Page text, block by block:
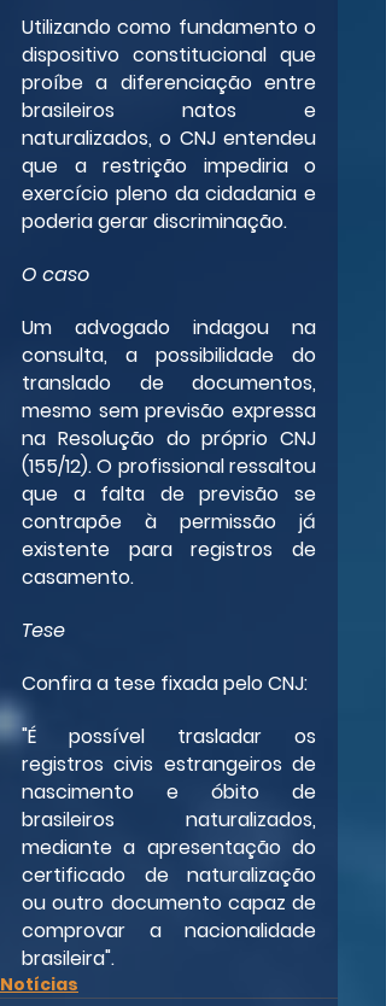
Utilizando como fundamento o
dispositivo constitucional que
proíbe a diferenciação entre
brasileiros natos e
naturalizados, o CNJ entendeu
que a restrição impediria o
exercício pleno da cidadania e
poderia gerar discriminação.
O caso
Um advogado indagou na
consulta, a possibilidade do
translado de documentos,
mesmo sem previsão expressa
na Resolução do próprio CNJ
(155/12). O profissional ressaltou
que a falta de previsão se
contrapõe à permissão já
existente para registros de
casamento.
Tese
Confira a tese fixada pelo CNJ:
"É possível trasladar os
registros civis estrangeiros de
nascimento e óbito de
brasileiros naturalizados,
mediante a apresentação do
certificado de naturalização
ou outro documento capaz de
comprovar a nacionalidade
brasileira".
Notícias